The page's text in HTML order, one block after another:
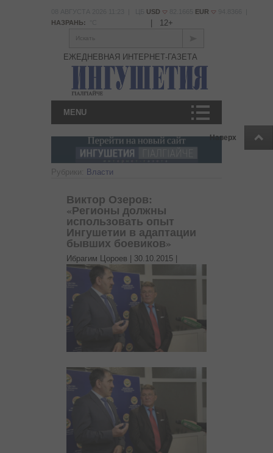
Наверх
USD EUR
НАЗРАНЬ:
12+
Искать
ЕЖЕДНЕВНАЯ ИНТЕРНЕТ-ГАЗЕТА
MENU
Рубрики: Власти
Виктор Озеров:
«Регионы должны
использовать опыт
Ингушетии в адаптации
бывших боевиков»
Ибрагим Цороев | 30.10.2015